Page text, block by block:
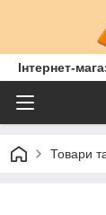
Інтернет-
Товари